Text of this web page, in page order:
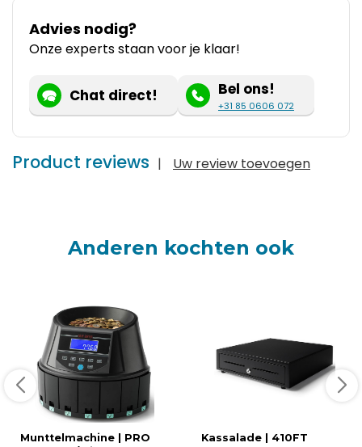
Advies nodig?
Onze experts staan voor je klaar!
Chat direct! Bel ons!
+31 85 0606 072
Product reviews | Uw review toevoegen
Anderen kochten ook
Munttelmachine | PRO
Kassalade | 410FT